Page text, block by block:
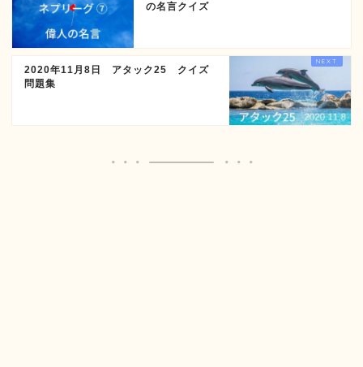
の名言クイズ
2020年11月8日 アタック25 クイズ
問題集